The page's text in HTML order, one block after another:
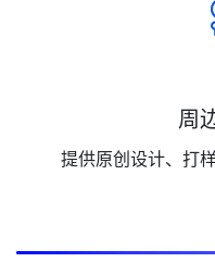
周
提供原创设计、打